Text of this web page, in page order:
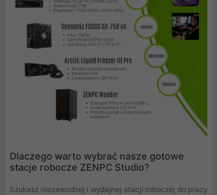
Dlaczego warto wybrać nasze gotowe
stacje robocze ZENPC Studio?
Szukasz niezawodnej i wydajnej stacji roboczej do pracy